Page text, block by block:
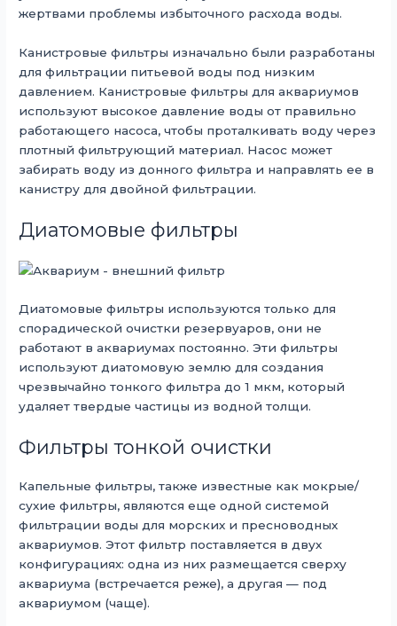
жертвами проблемы избыточного расхода воды.
Канистровые фильтры изначально были разработаны
для фильтрации питьевой воды под низким
давлением. Канистровые фильтры для аквариумов
используют высокое давление воды от правильно
работающего насоса, чтобы проталкивать воду через
плотный фильтрующий материал. Насос может
забирать воду из донного фильтра и направлять ее в
канистру для двойной фильтрации.
Диатомовые фильтры
Диатомовые фильтры используются только для
спорадической очистки резервуаров, они не
работают в аквариумах постоянно. Эти фильтры
используют диатомовую землю для создания
чрезвычайно тонкого фильтра до 1 мкм, который
удаляет твердые частицы из водной толщи.
Фильтры тонкой очистки
Капельные фильтры, также известные как мокрые/
сухие фильтры, являются еще одной системой
фильтрации воды для морских и пресноводных
аквариумов. Этот фильтр поставляется в двух
конфигурациях: одна из них размещается сверху
аквариума (встречается реже), а другая — под
аквариумом (чаще).